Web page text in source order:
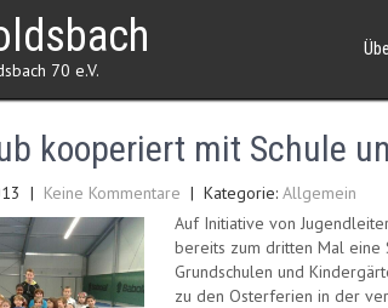
70 e.V.
kooperiert mit Schule
| Keine Kommentare | Kategorie: Allgemein
Auf Initiative von
bereits zum dritten Mal eine
Grundschulen und
zu den Osterferien in der